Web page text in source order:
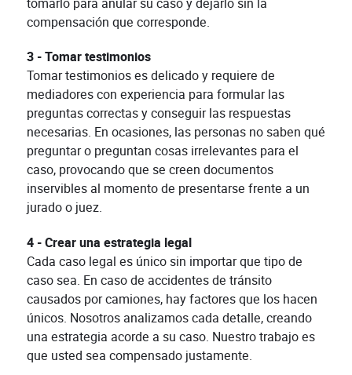
compensación que corresponde.
3 - Tomar testimonios
Tomar testimonios es delicado y requiere de
mediadores con experiencia para formular las
preguntas correctas y conseguir las respuestas
necesarias. En ocasiones, las personas no saben qué
preguntar o preguntan cosas irrelevantes para el
caso, provocando que se creen documentos
inservibles al momento de presentarse frente a un
jurado o juez.
4 - Crear una estrategia legal
Cada caso legal es único sin importar que tipo de
caso sea. En caso de accidentes de tránsito
causados por camiones, hay factores que los hacen
únicos. Nosotros analizamos cada detalle, creando
una estrategia acorde a su caso. Nuestro trabajo es
que usted sea compensado justamente.